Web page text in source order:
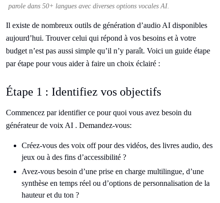
parole dans 50+ langues avec diverses options vocales AI.
Il existe de nombreux outils de génération d’audio AI disponibles
aujourd’hui. Trouver celui qui répond à vos besoins et à votre
budget n’est pas aussi simple qu’il n’y paraît. Voici un guide étape
par étape pour vous aider à faire un choix éclairé :
Étape 1 : Identifiez vos objectifs
Commencez par identifier ce pour quoi vous avez besoin du
générateur de voix AI . Demandez-vous:
Créez-vous des voix off pour des vidéos, des livres audio, des
jeux ou à des fins d’accessibilité ?
Avez-vous besoin d’une prise en charge multilingue, d’une
synthèse en temps réel ou d’options de personnalisation de la
hauteur et du ton ?